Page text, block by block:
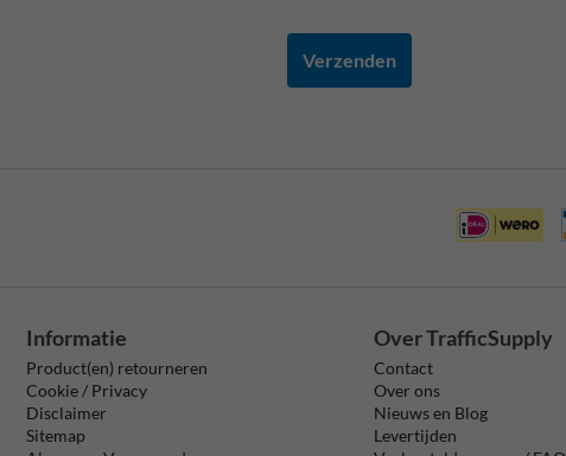
Verzenden
Informatie
Product(en) retourneren
Cookie / Privacy
Disclaimer
Sitemap
Over TrafficSupply
Contact
Over ons
Nieuws en Blog
Levertijden